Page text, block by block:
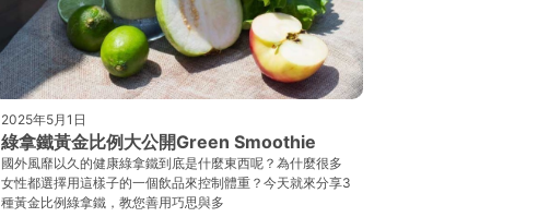
2025年5月1日
綠拿鐵黃金比例大公開Green Smoothie
國外風靡以久的健康綠拿鐵到底是什麼東西呢？為什麼很多
女性都選擇用這樣子的一個飲品來控制體重？今天就來分享3
種黃金比例綠拿鐵，教您善用巧思與多